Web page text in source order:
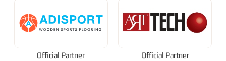
Official Partner Official Partner